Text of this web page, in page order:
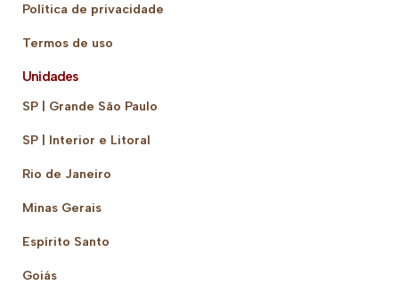
Política de privacidade
Termos de uso
Unidades
SP | Grande São Paulo
SP | Interior e Litoral
Rio de Janeiro
Minas Gerais
Espírito Santo
Goiás